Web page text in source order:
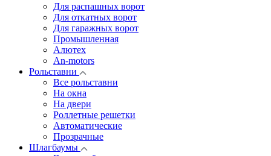
Для распашных ворот
Для откатных ворот
Для гаражных ворот
Промышленная
Алютех
An-motors
Рольставни
Все рольставни
На окна
На двери
Роллетные решетки
Автоматические
Прозрачные
Шлагбаумы